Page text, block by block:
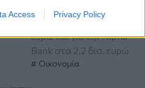
Access Privacy Policy
στα 2,1 δισ. ευρώ, για την
Πειραιώς στα 1,8 δισ.
ευρώ και για την Alpha
Bank στα 2,2 δισ. ευρώ
Οικονομία